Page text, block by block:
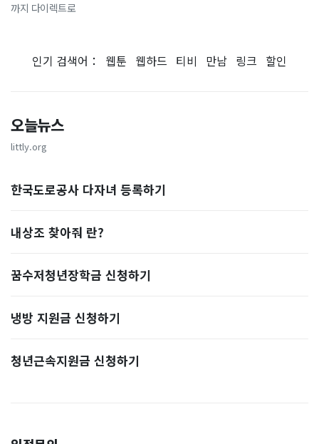
까지 다이렉트로
인기 검색어： 웹툰 웹하드 티비 만남 링크 할인
오늘뉴스
littly.org
한국도로공사 다자녀 등록하기
내상조 찾아줘 란?
꿈수저청년장학금 신청하기
냉방 지원금 신청하기
청년근속지원금 신청하기